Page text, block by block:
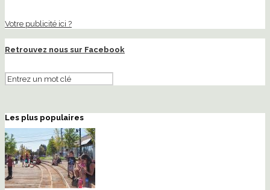
Votre publicité ici ?
Retrouvez nous sur Facebook
Les plus populaires